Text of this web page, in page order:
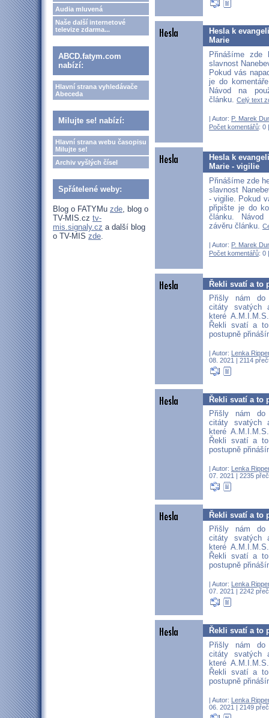
Audia mluvená
Naše další internetové
televize zdarma...
ABCD.fatym.com
nabízí:
Hlavní strana vyhledávače
Abeceda
Milujte se! nabízí:
Hlavní strana webu časopisu
Milujte se!
Archiv vyšlých čísel
Spřátelené weby:
Blog o FATYMu zde, blog o
TV-MIS.cz tv-
mis.signaly.cz a další blog
o TV-MIS zde.
Hesla k
Marie
Přinášíme zde
slavnost
Pokud vás
je do
Návod na
článku.
Celý text
| Autor: P. Marek
Počet komentářů: 0
Hesla k
Marie - vigilie
Přinášíme zde
slavnost
- vigilie. Pokud
připište je do
článku.
závěru článku.
| Autor: P. Marek
Počet komentářů: 0
Řekli svatí a to
Přišly nám do
citáty svatých
které
Řekli svatí a
postupně
| Autor: Lenka
08. 2021 | 2114
Řekli svatí a to
Přišly nám do
citáty svatých
které
Řekli svatí a
postupně
| Autor:
Lenka
07. 2021 | 2235
Řekli svatí a to
Přišly nám do
citáty svatých
které
Řekli svatí a
postupně
| Autor: Lenka
07. 2021 | 2242
Řekli svatí a to
Přišly nám do
citáty svatých
které
Řekli svatí a
postupně
| Autor: Lenka
06. 2021 | 2149